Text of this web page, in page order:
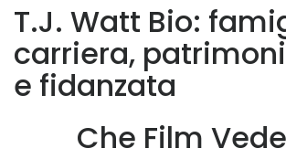
T.J. Watt Bio:
carriera,
e fidanzata
Che Film